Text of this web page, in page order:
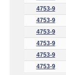
4753-9
4753-9
4753-9
4753-9
4753-9
4753-9